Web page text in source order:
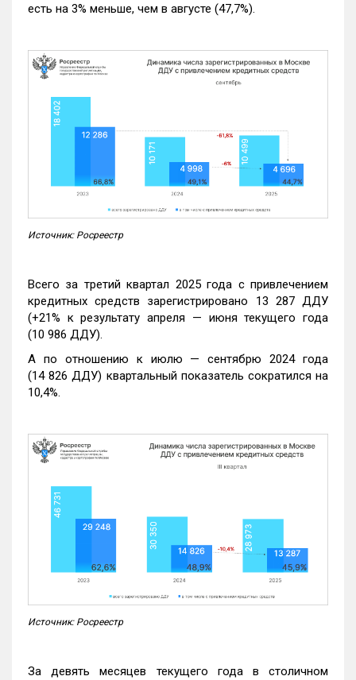
есть на 3% меньше, чем в августе (47,7%).
Источник: Росреестр
Всего за третий квартал 2025 года с привлечением
кредитных средств зарегистрировано 13 287 ДДУ
(+21% к результату апреля — июня текущего года
(10 986 ДДУ).
А по отношению к июлю — сентябрю 2024 года
(14 826 ДДУ) квартальный показатель сократился на
10,4%.
Источник: Росреестр
За девять месяцев текущего года в столичном